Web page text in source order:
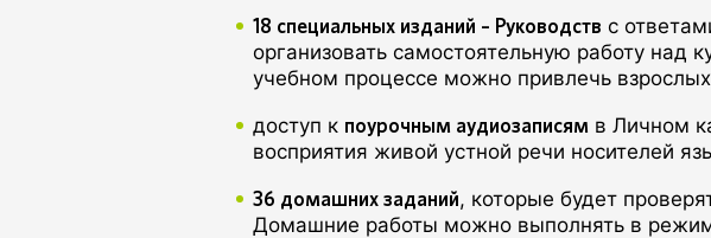
18 специальных изданий – Руководств с
организовать самостоятельную работу над
учебном процессе можно привлечь
доступ к поурочным аудиозаписям в Личном
восприятия живой устной речи носителей
36 домашних заданий, которые будет
Домашние работы можно выполнять в